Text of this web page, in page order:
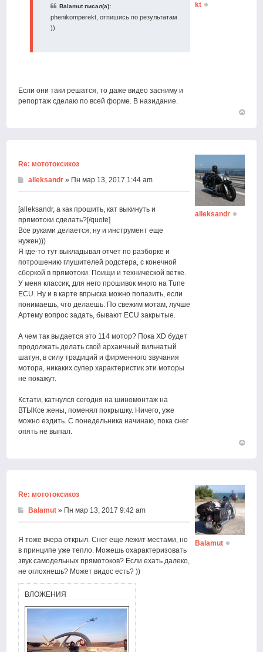
Balamut писал(а):
phenikomperekt, отпишись по результатам
))
Если они таки решатся, то даже видео засниму и
репортаж сделаю по всей форме. В назидание.
kt
Re: мототоксикоз
alleksandr » Пн мар 13, 2017 1:44 am
[alleksandr, а как прошить, кат выкинуть и
прямотоки сделать?[/quote]
Все руками делается, ну и инструмент еще
нужен)))
Я где-то тут выкладывал отчет по разборке и
потрошению глушителей родстера, с конечной
сборкой в прямотоки. Поищи и технической ветке.
У меня классик, для него прошивок много на Tune
ECU. Ну и в карте впрыска можно полазить, если
понимаешь, что делаешь. По свежим мотам, лучше
Артему вопрос задать, бывают ECU закрытые.
А чем так выдается это 114 мотор? Пока XD будет
продолжать делать свой архаичный вильчатый
шатун, в силу традиций и фирменного звучания
мотора, никаких супер характеристик эти моторы
не покажут.
Кстати, катнулся сегодня на шиномонтаж на
ВТЫКсе жены, поменял покрышку. Ничего, уже
можно ездить. С понедельника начинаю, пока снег
опять не выпал.
alleksandr
Re: мототоксикоз
Balamut » Пн мар 13, 2017 9:42 am
Я тоже вчера открыл. Снег еще лежит местами, но
в принципе уже тепло. Можешь охарактеризовать
звук самодельных прямотоков? Если ехать далеко,
не оглохнешь? Может видос есть? ))
ВЛОЖЕНИЯ
Balamut